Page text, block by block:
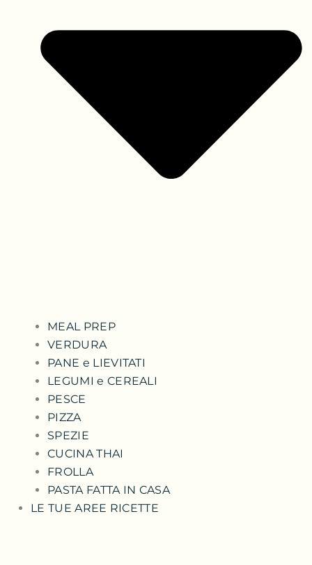
MEAL PREP
VERDURA
PANE e LIEVITATI
LEGUMI e CEREALI
PESCE
PIZZA
SPEZIE
CUCINA THAI
FROLLA
PASTA FATTA IN CASA
LE TUE AREE RICETTE